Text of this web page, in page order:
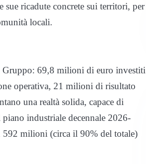
sue ricadute concrete sui territori, per
locali.
Gruppo: 69,8 milioni di euro investiti
operativa, 21 milioni di risultato
una realtà solida, capace di
industriale decennale 2026-
milioni (circa il 90% del totale)